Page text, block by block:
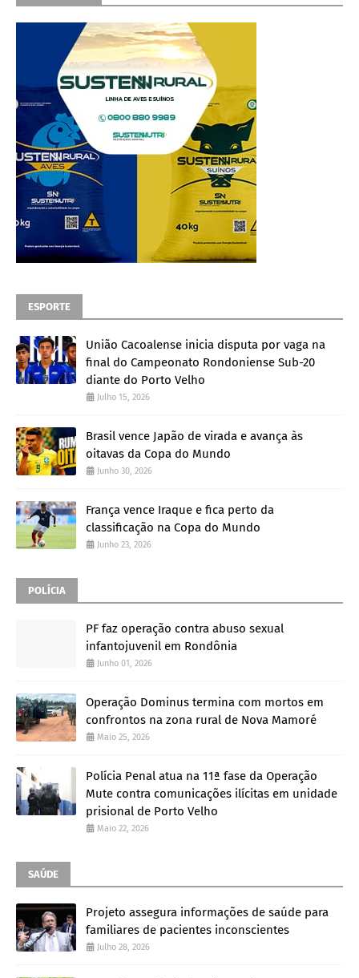
ESPORTE
União Cacoalense inicia disputa por vaga na
final do Campeonato Rondoniense Sub-20
diante do Porto Velho
Julho 15, 2026
Brasil vence Japão de virada e avança às
oitavas da Copa do Mundo
Junho 30, 2026
França vence Iraque e fica perto da
classificação na Copa do Mundo
Junho 23, 2026
POLÍCIA
PF faz operação contra abuso sexual
infantojuvenil em Rondônia
Junho 01, 2026
Operação Dominus termina com mortos em
confrontos na zona rural de Nova Mamoré
Maio 25, 2026
Polícia Penal atua na 11ª fase da Operação
Mute contra comunicações ilícitas em unidade
prisional de Porto Velho
Maio 22, 2026
SAÚDE
Projeto assegura informações de saúde para
familiares de pacientes inconscientes
Julho 28, 2026